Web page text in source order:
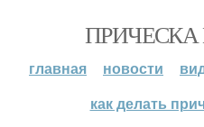
главная новости
как делать